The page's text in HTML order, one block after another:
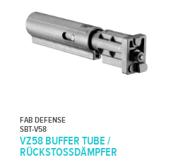
FAB DEFENSE
SBT-V58
VZ58 BUFFER TUBE /
RÜCKSTOSSDÄMPFER